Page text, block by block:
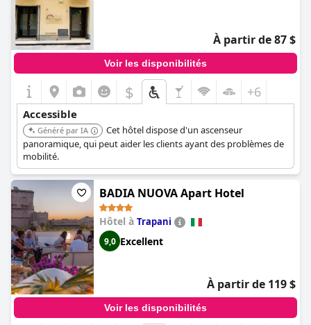
À partir de 87 $
Voir les disponibilités
$ +6
Accessible
Généré par IA
Cet hôtel dispose d'un ascenseur
panoramique, qui peut aider les clients ayant des problèmes de
mobilité.
BADIA NUOVA Apart Hotel
Hôtel à Trapani
9,0 Excellent
À partir de 119 $
Voir les disponibilités